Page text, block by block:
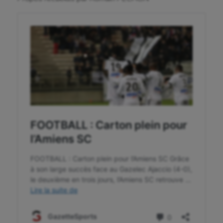
Randonnée / Marche
Roller-derby
Sarbacane
Sauvetage sportif
Sport adapté
Sport handicap
Sport santé
Sport-entreprise
Tir